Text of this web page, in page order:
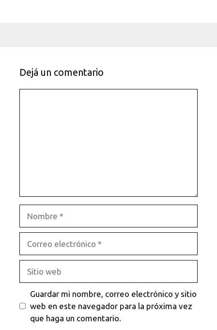
Dejá un comentario
electrónico
web
Guardar mi nombre, correo electrónico y sitio
web en este navegador para la próxima vez
que haga un comentario.